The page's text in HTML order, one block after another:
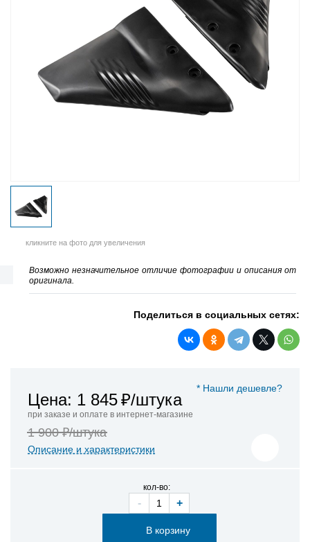
кликните на фото для увеличения
Возможно незначительное отличие фотографии и описания от
оригинала.
Поделиться в социальных сетях:
* Нашли дешевле?
Цена: 1 845₽/штука
при заказе и оплате в интернет-магазине
1 900 ₽/штука
Описание и характеристики
кол-во:
- +